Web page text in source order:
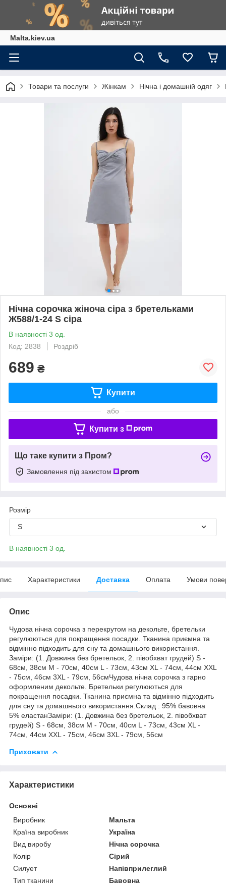
Malta.kiev.ua
Товари та послуги Жінкам Нічна і домашній одяг
Нічна сорочка жіноча сіра з бретельками
Ж588/1-24 S сіра
В наявності 3 од.
Код: 2838
Роздріб
689 ₴
Купити
або
Купити з
Що таке купити з Пром?
Замовлення під захистом
Розмір
S
В наявності 3 од.
Характеристики Доставка Оплата Умови
Опис
Чудова нічна сорочка з перекрутом на декольте, бретельки
регулюються для покращення посадки. Тканина приємна та
відмінно підходить для сну та домашнього використання.
Заміри: (1. Довжина без бретельок, 2. півобхват грудей) S -
68см, 38см M - 70см, 40см L - 73см, 43см XL - 74см, 44см XXL
- 75см, 46см 3XL - 79см, 56смЧудова нічна сорочка з гарно
оформленим декольте. Бретельки регулюються для
покращення посадки. Тканина приємна та відмінно підходить
для сну та домашнього використання.Склад : 95% бавовна
5% еластанЗаміри: (1. Довжина без бретельок, 2. півобхват
грудей) S - 68см, 38см M - 70см, 40см L - 73см, 43см XL -
74см, 44см XXL - 75см, 46см 3XL - 79см, 56см
Приховати
Характеристики
Основні
Виробник
Мальта
Країна виробник
Україна
Вид виробу
Нічна сорочка
Колір
Сірий
Силует
Напівприлеглий
Тип тканини
Бавовна